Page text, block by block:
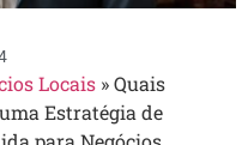
Locais »Quais
Estratégia de